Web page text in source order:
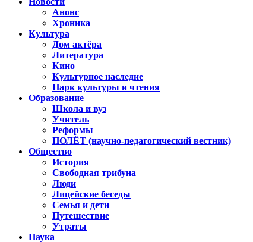
Анонс
Хроника
Культура
Дом актёра
Литература
Кино
Культурное наследие
Парк культуры и чтения
Образование
Школа и вуз
Учитель
Реформы
ПОЛЁТ (научно-педагогический вестник)
Общество
История
Свободная трибуна
Люди
Лицейские беседы
Семья и дети
Путешествие
Утраты
Наука